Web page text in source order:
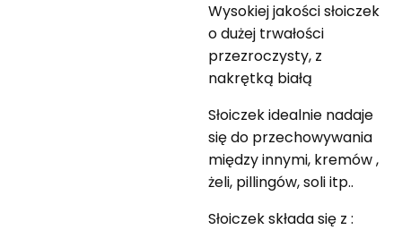
Wysokiej jakości słoiczek
o dużej trwałości
przezroczysty, z
nakrętką białą
Słoiczek idealnie nadaje
się do przechowywania
między innymi, kremów ,
żeli, pillingów, soli itp..
Słoiczek składa się z :